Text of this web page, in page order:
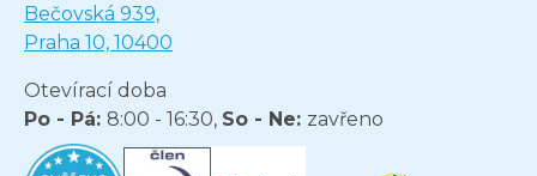
Bečovská 939,
Praha 10, 10400
Otevírací doba
Po - Pá: 8:00 - 16:30, So - Ne: zavřeno